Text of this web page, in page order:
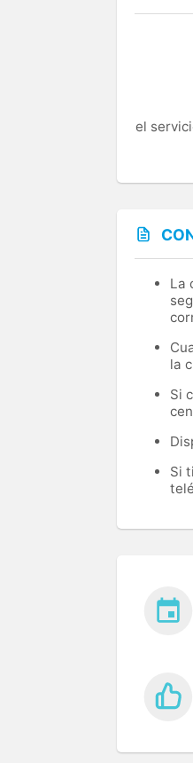
el
La
la
Si
Si